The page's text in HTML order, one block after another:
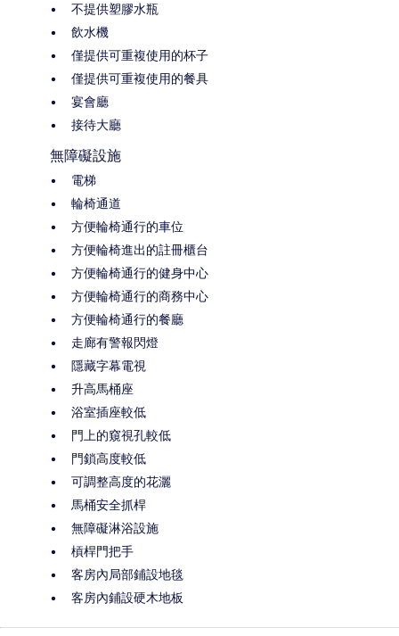
不提供塑膠水瓶
飲水機
僅提供可重複使用的杯子
僅提供可重複使用的餐具
宴會廳
接待大廳
無障礙設施
電梯
輪椅通道
方便輪椅通行的車位
方便輪椅進出的註冊櫃台
方便輪椅通行的健身中心
方便輪椅通行的商務中心
方便輪椅通行的餐廳
走廊有警報閃燈
隱藏字幕電視
升高馬桶座
浴室插座較低
門上的窺視孔較低
門鎖高度較低
可調整高度的花灑
馬桶安全抓桿
無障礙淋浴設施
槓桿門把手
客房內局部鋪設地毯
客房內鋪設硬木地板